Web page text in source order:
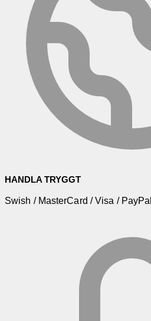
HANDLA TRYGGT
Swish / MasterCard / Visa / PayPal